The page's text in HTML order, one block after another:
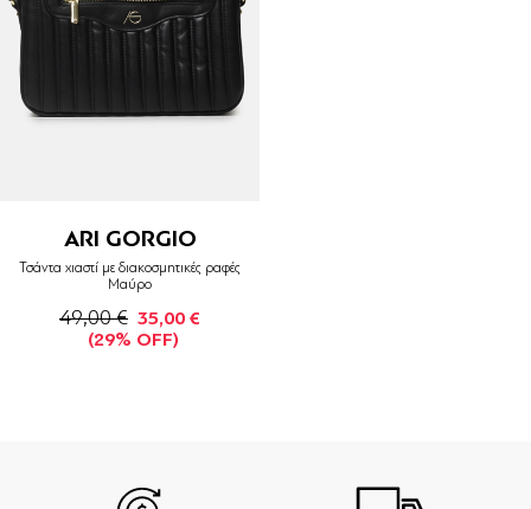
ARI GORGIO
Τσάντα χιαστί με διακοσμητικές ραφές
Μαύρο
49,00 € 35,00 €
(29% OFF)